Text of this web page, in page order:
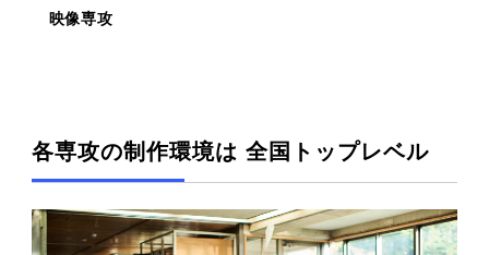
映像専攻
各専攻の制作環境は 全国トップレベル